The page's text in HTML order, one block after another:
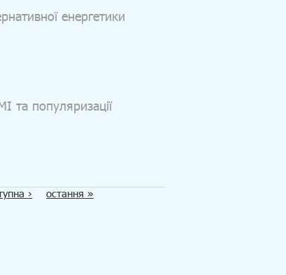
енергетики
та популяризації
› остання »